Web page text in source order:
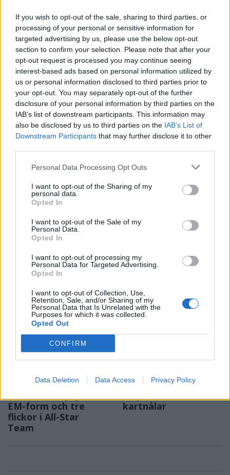
If you wish to opt-out of the sale, sharing to third parties, or
processing of your personal or sensitive information for
targeted advertising by us, please use the below opt-out
section to confirm your selection. Please note that after your
opt-out request is processed you may continue seeing
interest-based ads based on personal information utilized by
us or personal information disclosed to third parties prior to
your opt-out. You may separately opt-out of the further
disclosure of your personal information by third parties on the
IAB’s list of downstream participants. This information may
also be disclosed by us to third parties on the IAB’s List of
Downstream Participants that may further disclose it to other
Personal Data Processing Opt Outs
I want to opt-out of the Sharing of my
personal data.
Opted In
I want to opt-out of the Sale of my
Personal Data.
Opted In
I want to opt-out of processing my
Personal Data for Targeted Advertising.
Opted In
I want to opt-out of Collection, Use,
Retention, Sale, and/or Sharing of my
Personal Data that Is Unrelated with the
Purposes for which it was collected.
Opted Out
CONFIRM
Data Deletion Data Access Privacy Policy
2026-08-06 KL. 08:39
Tänker inte på
medaljer
Efter succén på hemma-
VM vill Linnea Stenson
lägga förväntningarna åt
sidan när världseliten
samlas i irländska Limerick
2026-08-06 KL. 08:37
Vallentuna ingen
toppkommun för
äldre
Bottenplacering i ny
kartläggning från
försäkringsbolag
REPORTAGE
Emma Tryti öppnar
upp ateljén för
keramikkurser
Konstnären i Åsta satsar på
keramikkurs på hemmaplan
Hockeysajt
berömmer årets
Vallentuna Hockey bland de fem
2026-08-06 KL. 08:31
EM-form och tre
flickor i All-Star
Team
KRÖNIKA 2026-08-06 KL. 08:30
kartnålar